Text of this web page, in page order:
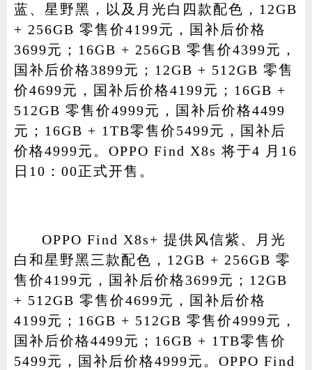
蓝、星野黑，以及月光白四款配色，12GB
+ 256GB 零售价4199元，国补后价格
3699元；16GB + 256GB 零售价4399元，
国补后价格3899元；12GB + 512GB 零售
价4699元，国补后价格4199元；16GB +
512GB 零售价4999元，国补后价格4499
元；16GB + 1TB零售价5499元，国补后
价格4999元。OPPO Find X8s 将于4 月16
日10：00正式开售。
OPPO Find X8s+ 提供风信紫、月光
白和星野黑三款配色，12GB + 256GB 零
售价4199元，国补后价格3699元；12GB
+ 512GB 零售价4699元，国补后价格
4199元；16GB + 512GB 零售价4999元，
国补后价格4499元；16GB + 1TB零售价
5499元，国补后价格4999元。OPPO Find